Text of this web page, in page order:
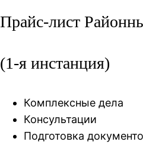
Прайс-лист
(1-я инстанция)
Комплексные дела
Консультации
Подготовка